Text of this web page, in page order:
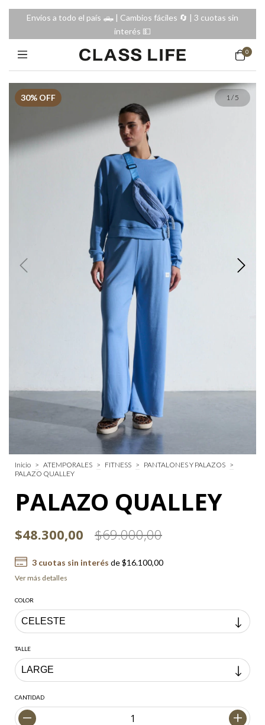
Envíos a todo el país 🛻 | Cambios fáciles 🔄️ | 3 cuotas sin
interés 💵
0
30% OFF 1/ 5
Inicio > ATEMPORALES > FITNESS > PANTALONES Y PALAZOS >
PALAZO QUALLEY
PALAZO QUALLEY
$48.300,00 $69.000,00
3cuotas sin interés de$16.100,00
Ver más detalles
COLOR
TALLE
CANTIDAD